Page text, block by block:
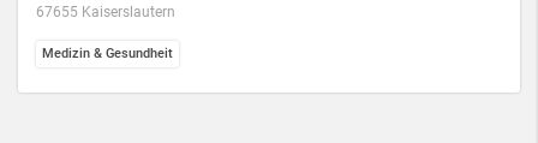
67655 Kaiserslautern
Medizin & Gesundheit